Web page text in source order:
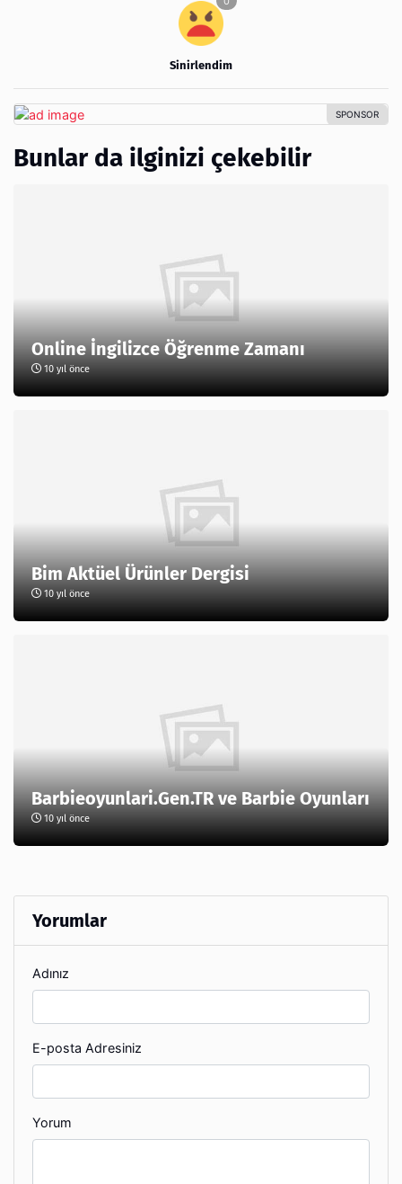
Sinirlendim
Bunlar da ilginizi çekebilir
Online İngilizce Öğrenme Zamanı
10 yıl önce
Bim Aktüel Ürünler Dergisi
10 yıl önce
Barbieoyunlari.Gen.TR ve Barbie Oyunları
10 yıl önce
Yorumlar
Adınız
E-posta Adresiniz
Yorum